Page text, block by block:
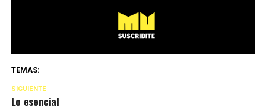
TEMAS:
SIGUIENTE
Lo esencial